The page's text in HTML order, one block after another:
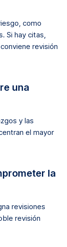
como
Si hay citas,
revisión
una
y las
el mayor
la
revisiones
revisión